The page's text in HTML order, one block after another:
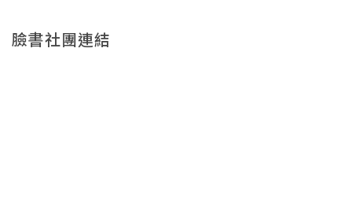
臉書社團連結